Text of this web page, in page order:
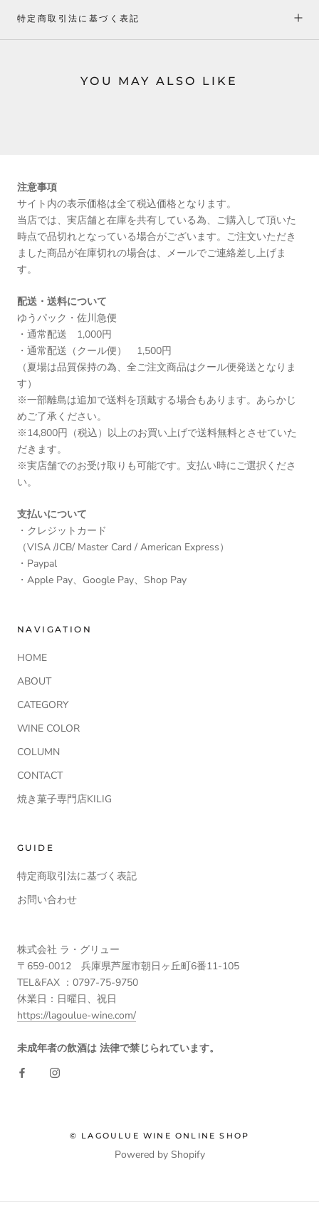
特定商取引法に基づく表記
YOU MAY ALSO LIKE
注意事項
サイト内の表示価格は全て税込価格となります。
当店では、実店舗と在庫を共有している為、ご購入して頂いた
時点で品切れとなっている場合がございます。ご注文いただき
ました商品が在庫切れの場合は、メールでご連絡差し上げま
す。
配送・送料について
ゆうパック・佐川急便
・通常配送 1,000円
・通常配送（クール便） 1,500円
（夏場は品質保持の為、全ご注文商品はクール便発送となりま
す）
※一部離島は追加で送料を頂戴する場合もあります。あらかじ
めご了承ください。
※14,800円（税込）以上のお買い上げで送料無料とさせていた
だきます。
※実店舗でのお受け取りも可能です。支払い時にご選択くださ
い。
支払いについて
・クレジットカード
（VISA /JCB/ Master Card / American Express）
・Paypal
・Apple Pay、Google Pay、Shop Pay
NAVIGATION
HOME
ABOUT
CATEGORY
WINE COLOR
COLUMN
CONTACT
焼き菓子専門店KILIG
GUIDE
特定商取引法に基づく表記
お問い合わせ
株式会社 ラ・グリュー
〒659-0012 兵庫県芦屋市朝日ヶ丘町6番11-105
TEL&FAX ：0797-75-9750
休業日：日曜日、祝日
https://lagoulue-wine.com/
未成年者の飲酒は 法律で禁じられています。
© LAGOULUE WINE ONLINE SHOP
Powered by Shopify